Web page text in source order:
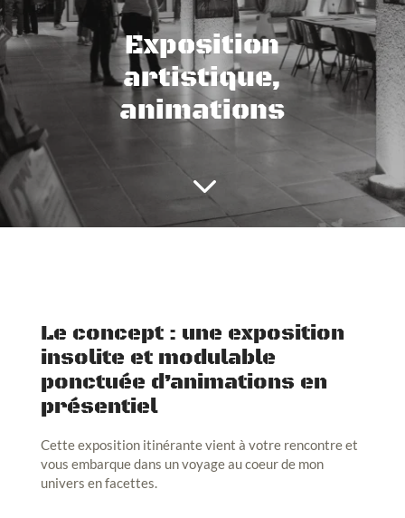
Exposition
artistique,
animations
3
Le concept : une exposition
insolite et modulable
ponctuée d’animations en
présentiel
Cette exposition itinérante vient à votre rencontre et
vous embarque dans un voyage au coeur de mon
univers en facettes.